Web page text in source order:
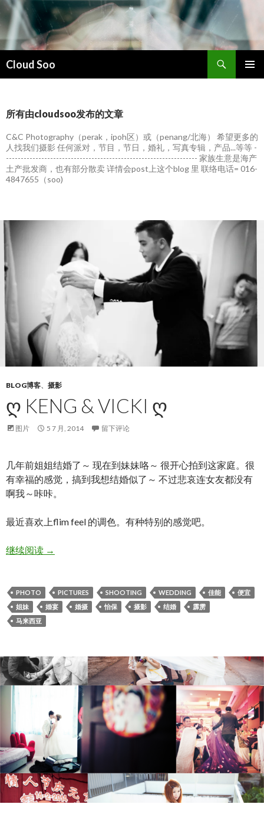
Cloud Soo
索
文
所有由cloudsoo发布的文章
C&C Photography（perak，ipoh区）或（penang/北海） 希望更多的
人找我们摄影 任何派对，节目，节日，婚礼，写真专辑，产品...等等 -
----------------------------------------------------------------- 家族生意是海产
土产批发商，也有部分散卖 详情会post上这个blog 里 联络电话= 016-
4847655（soo)
BLOG博客、 摄影
Ღ KENG & VICKI Ღ
图片 5 7 月, 2014 留下评论
几年前姐姐结婚了～ 现在到妹妹咯～ 很开心拍到这家庭。很
有幸福的感觉，搞到我想结婚似了～ 不过悲哀连女友都没有
啊我～咔咔。
最近喜欢上flim feel 的调色。有种特别的感觉吧。
继续阅读ღ Keng & Vicki ღ
→
PHOTO PICTURES SHOOTING WEDDING 佳能
便宜
姐妹
婚宴 婚摄 怡保 摄影 结婚
霹雳
马来西亚